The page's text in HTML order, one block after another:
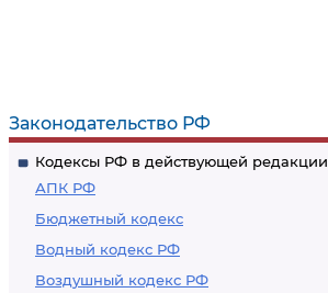
Законодательство РФ
Кодексы РФ в действующей редакции
АПК РФ
Бюджетный кодекс
Водный кодекс РФ
Воздушный кодекс РФ